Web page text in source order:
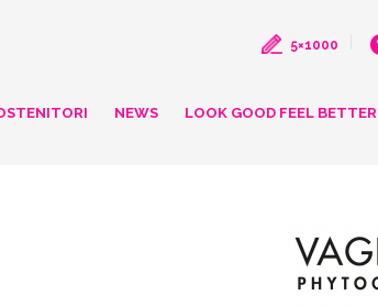
5×1000
NEWS LOOK GOOD FEEL BETTER